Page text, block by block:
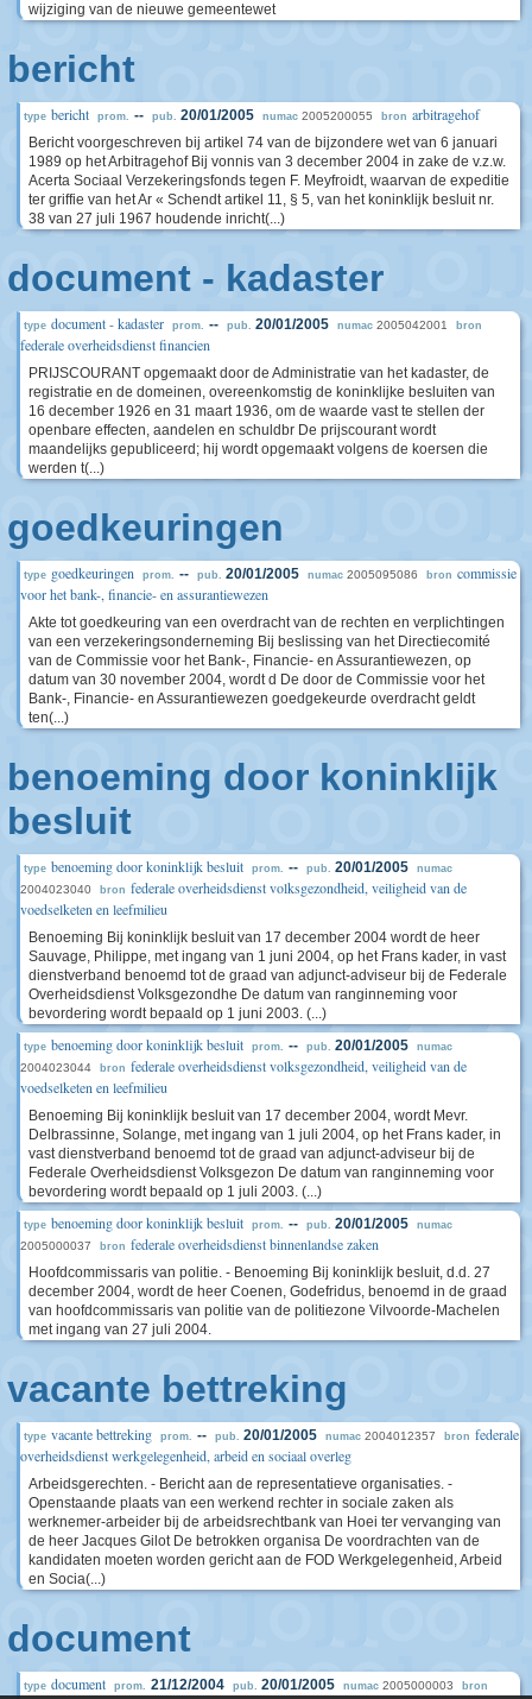
wijziging van de nieuwe gemeentewet
bericht
type bericht prom. -- pub. 20/01/2005 numac 2005200055 bron arbitragehof
Bericht voorgeschreven bij artikel 74 van de bijzondere wet van 6 januari
1989 op het Arbitragehof Bij vonnis van 3 december 2004 in zake de v.z.w.
Acerta Sociaal Verzekeringsfonds tegen F. Meyfroidt, waarvan de expeditie
ter griffie van het Ar « Schendt artikel 11, § 5, van het koninklijk besluit nr.
38 van 27 juli 1967 houdende inricht(...)
document - kadaster
type document - kadaster prom. -- pub. 20/01/2005 numac 2005042001 bron
federale overheidsdienst financien
PRIJSCOURANT opgemaakt door de Administratie van het kadaster, de
registratie en de domeinen, overeenkomstig de koninklijke besluiten van
16 december 1926 en 31 maart 1936, om de waarde vast te stellen der
openbare effecten, aandelen en schuldbr De prijscourant wordt
maandelijks gepubliceerd; hij wordt opgemaakt volgens de koersen die
werden t(...)
goedkeuringen
type goedkeuringen prom. -- pub. 20/01/2005 numac 2005095086 bron commissie
voor het bank-, financie- en assurantiewezen
Akte tot goedkeuring van een overdracht van de rechten en verplichtingen
van een verzekeringsonderneming Bij beslissing van het Directiecomité
van de Commissie voor het Bank-, Financie- en Assurantiewezen, op
datum van 30 november 2004, wordt d De door de Commissie voor het
Bank-, Financie- en Assurantiewezen goedgekeurde overdracht geldt
ten(...)
benoeming door koninklijk
besluit
type benoeming door koninklijk besluit prom. -- pub. 20/01/2005 numac
2004023040 bron federale overheidsdienst volksgezondheid, veiligheid van de
voedselketen en leefmilieu
Benoeming Bij koninklijk besluit van 17 december 2004 wordt de heer
Sauvage, Philippe, met ingang van 1 juni 2004, op het Frans kader, in vast
dienstverband benoemd tot de graad van adjunct-adviseur bij de Federale
Overheidsdienst Volksgezondhe De datum van ranginneming voor
bevordering wordt bepaald op 1 juni 2003. (...)
type benoeming door koninklijk besluit prom. -- pub. 20/01/2005 numac
2004023044 bron federale overheidsdienst volksgezondheid, veiligheid van de
voedselketen en leefmilieu
Benoeming Bij koninklijk besluit van 17 december 2004, wordt Mevr.
Delbrassinne, Solange, met ingang van 1 juli 2004, op het Frans kader, in
vast dienstverband benoemd tot de graad van adjunct-adviseur bij de
Federale Overheidsdienst Volksgezon De datum van ranginneming voor
bevordering wordt bepaald op 1 juli 2003. (...)
type benoeming door koninklijk besluit prom. -- pub. 20/01/2005 numac
2005000037 bron federale overheidsdienst binnenlandse zaken
Hoofdcommissaris van politie. - Benoeming Bij koninklijk besluit, d.d. 27
december 2004, wordt de heer Coenen, Godefridus, benoemd in de graad
van hoofdcommissaris van politie van de politiezone Vilvoorde-Machelen
met ingang van 27 juli 2004.
vacante bettreking
type vacante bettreking prom. -- pub. 20/01/2005 numac 2004012357 bron federale
overheidsdienst werkgelegenheid, arbeid en sociaal overleg
Arbeidsgerechten. - Bericht aan de representatieve organisaties. -
Openstaande plaats van een werkend rechter in sociale zaken als
werknemer-arbeider bij de arbeidsrechtbank van Hoei ter vervanging van
de heer Jacques Gilot De betrokken organisa De voordrachten van de
kandidaten moeten worden gericht aan de FOD Werkgelegenheid, Arbeid
en Socia(...)
document
type document prom. 21/12/2004 pub. 20/01/2005 numac 2005000003 bron